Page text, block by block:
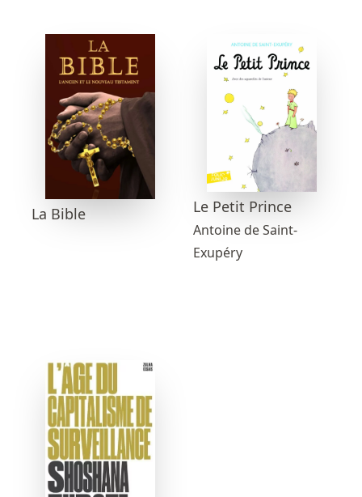
La Bible Le Petit Prince
Antoine de Saint-
Exupéry